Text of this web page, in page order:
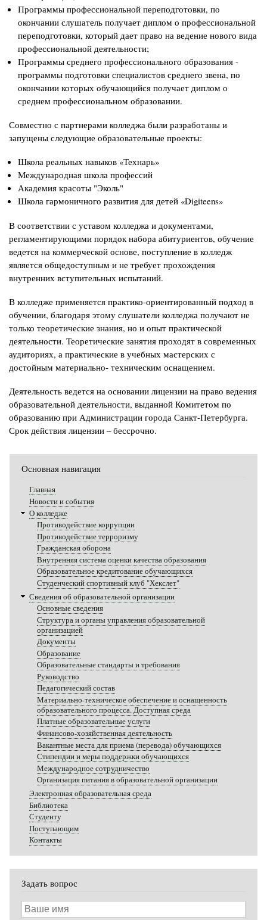
Программы профессиональной переподготовки, по
окончании слушатель получает диплом о профессиональной
переподготовки, который дает право на ведение нового вида
профессиональной деятельности;
Программы среднего профессионального образования -
программы подготовки специалистов среднего звена, по
окончании которых обучающийся получает диплом о
среднем профессиональном образовании.
Совместно с партнерами колледжа были разработаны и
запущены следующие образовательные проекты:
Школа реальных навыков «Технарь»
Международная школа профессий
Академия красоты "Эколь"
Школа гармоничного развития для детей «Digiteens»
В соответствии с уставом колледжа и документами,
регламентирующими порядок набора абитуриентов, обучение
ведется на коммерческой основе, поступление в колледж
является общедоступным и не требует прохождения
внутренних вступительных испытаний.
В колледже применяется практико-ориентированный подход в
обучении, благодаря этому слушатели колледжа получают не
только теоретические знания, но и опыт практической
деятельности. Теоретические занятия проходят в современных
аудиториях, а практические в учебных мастерских с
достойным материально- техническим оснащением.
Деятельность ведется на основании лицензии на право ведения
образовательной деятельности, выданной Комитетом по
образованию при Администрации города Санкт-Петербурга.
Срок действия лицензии – бессрочно.
Основная навигация
Главная
Новости и события
О колледже
Противодействие коррупции
Противодействие терроризму
Гражданская оборона
Внутренняя система оценки качества образования
Образовательное кредитование обучающихся
Студенческий спортивный клуб "Хекслет"
Сведения об образовательной организации
Основные сведения
Структура и органы управления образовательной
организацией
Документы
Образование
Образовательные стандарты и требования
Руководство
Педагогический состав
Материально-техническое обеспечение и оснащенность
образовательного процесса. Доступная среда
Платные образовательные услуги
Финансово-хозяйственная деятельность
Вакантные места для приема (перевода) обучающихся
Стипендии и меры поддержки обучающихся
Международное сотрудничество
Организация питания в образовательной организации
Электронная образовательная среда
Библиотека
Студенту
Поступающим
Контакты
Задать вопрос
Ваше
имя